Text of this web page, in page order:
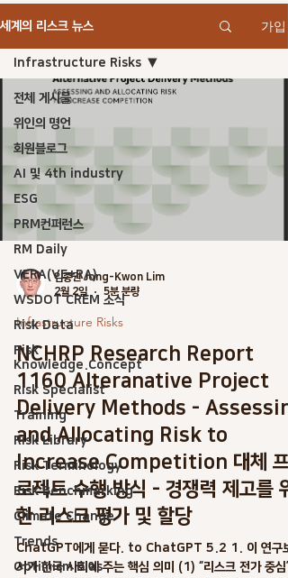
세계의 리스크 뉴스 가입
전체 게시물
위인의 명언
회원블로그
AI 및 4th industry
ESG
PRM컨퍼런스
RM Daily
VERA(VE+RA)
WSDOT CREM 소식
Risk Data
Risk
Knowledge.Concept
Risk Specialist
Training
Risk Library
Risk Terminology
Risk Benchmarking
Climate Change
Trends
Optimism Bias
Infrastructure Risks
임종권 Jong-Kwon Lim
2월 2일
5분 분량
Infrastructure Risks
NCHRP Research Report
1160 Alteranative Project
Delivery Methods -
and Allocating Risk to
Increase Competition 대체 프
로젝트 수행 방식 - 경쟁력 제고를 위
한 리스크 평가 및 할당
ChatGPT에게 묻다. to ChatGPT 5.2 1. 이 연구보
서가 한국 사회에 주는 핵심 의미 (1) “리스크 전가 중심”